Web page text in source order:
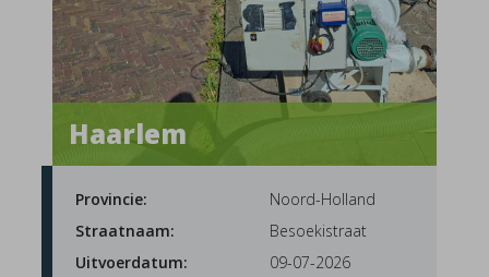
Haarlem
Provincie:
Noord-Holland
Straatnaam:
Besoekistraat
Uitvoerdatum:
09-07-2026